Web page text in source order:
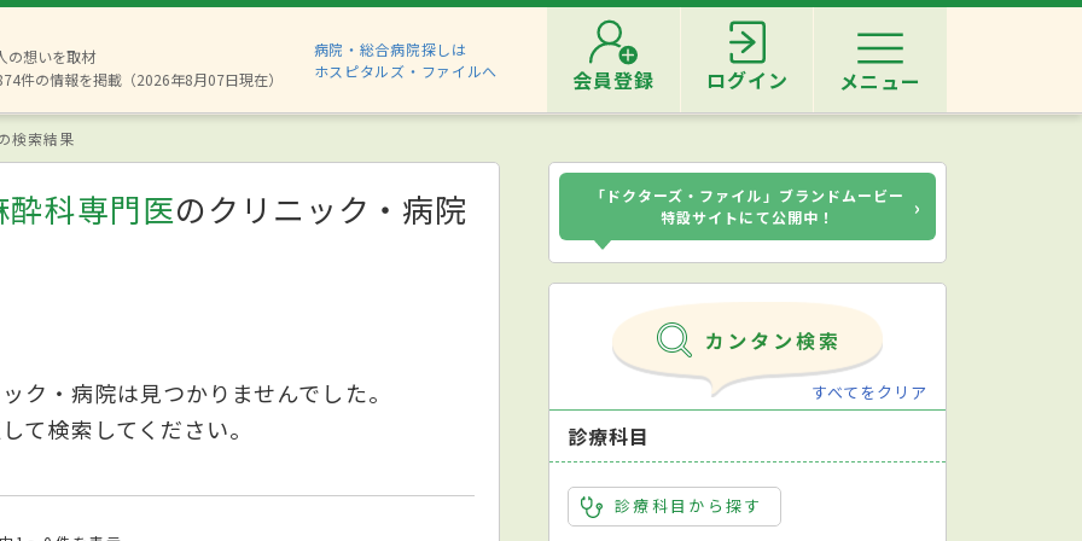
の想いを取材
件の情報を掲載（2026年8月07日現在）
病院・総合病院探しは
ホスピタルズ・ファイルへ
会員登録 ログイン メニュー
検索結果
科専門医のクリニック・病院
ク・病院は見つかりませんでした。
て検索してください。
「ドクターズ・ファイル」ブランドムービー
特設サイトにて公開中！
›
すべてをクリア
診療科目
診療科目から探す